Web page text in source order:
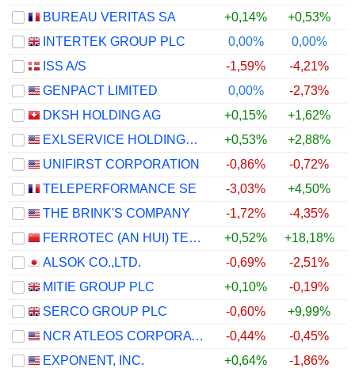
BUREAU VERITAS SA
+0,14% +0,53%
INTERTEK GROUP PLC
0,00% 0,00%
ISS A/S
-1,59% -4,21%
GENPACT LIMITED
0,00% -2,73%
DKSH HOLDING AG
+0,15% +1,62%
EXLSERVICE HOLDINGS, INC.
+0,53% +2,88%
UNIFIRST CORPORATION
-0,86% -0,72%
TELEPERFORMANCE SE
-3,03% +4,50%
THE BRINK'S COMPANY
-1,72% -4,35%
FERROTEC (AN HUI) TECHNOLOGY DEVELOPMENT CO.,LTD
+0,52% +18,18%
ALSOK CO.,LTD.
-0,69% -2,51%
MITIE GROUP PLC
+0,10% -0,19%
SERCO GROUP PLC
-0,60% +9,99%
NCR ATLEOS CORPORATION
-0,44% -0,45%
EXPONENT, INC.
+0,64% -1,86%